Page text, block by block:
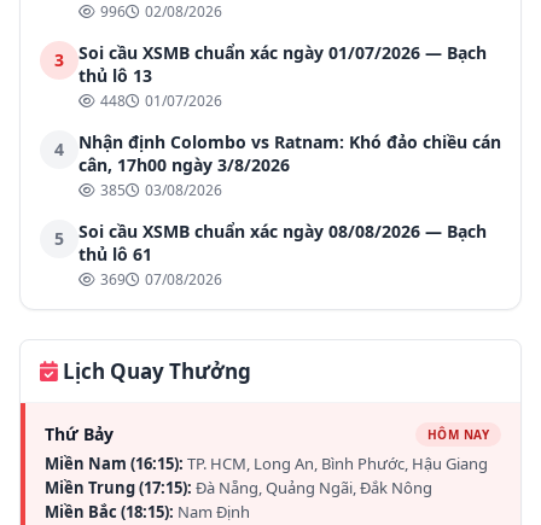
996 02/08/2026
3
Soi cầu XSMB chuẩn xác ngày 01/07/2026 — Bạch
thủ lô 13
448 01/07/2026
4
Nhận định Colombo vs Ratnam: Khó đảo chiều cán
cân, 17h00 ngày 3/8/2026
385 03/08/2026
5
Soi cầu XSMB chuẩn xác ngày 08/08/2026 — Bạch
thủ lô 61
369 07/08/2026
Lịch Quay Thưởng
Thứ Bảy HÔM NAY
Miền Nam (16:15): TP. HCM, Long An, Bình Phước, Hậu Giang
Miền Trung (17:15): Đà Nẵng, Quảng Ngãi, Đắk Nông
Miền Bắc (18:15): Nam Định